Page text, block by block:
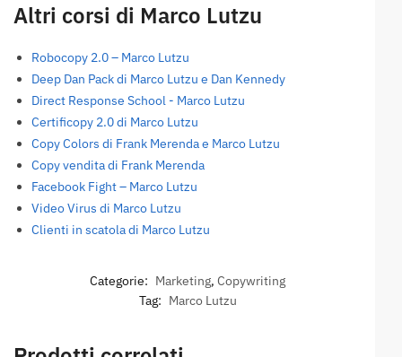
Altri corsi di Marco Lutzu
Robocopy 2.0 – Marco Lutzu
Deep Dan Pack di Marco Lutzu e Dan Kennedy
Direct Response School - Marco Lutzu
Certificopy 2.0 di Marco Lutzu
Copy Colors di Frank Merenda e Marco Lutzu
Copy vendita di Frank Merenda
Facebook Fight – Marco Lutzu
Video Virus di Marco Lutzu
Clienti in scatola di Marco Lutzu
Categorie: Marketing, Copywriting
Tag: Marco Lutzu